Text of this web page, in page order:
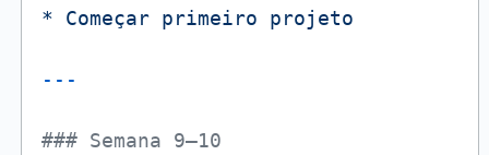
*
Começar primeiro projeto
### Semana 9–10